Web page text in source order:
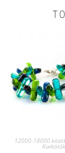
12000-18000
Karkötők